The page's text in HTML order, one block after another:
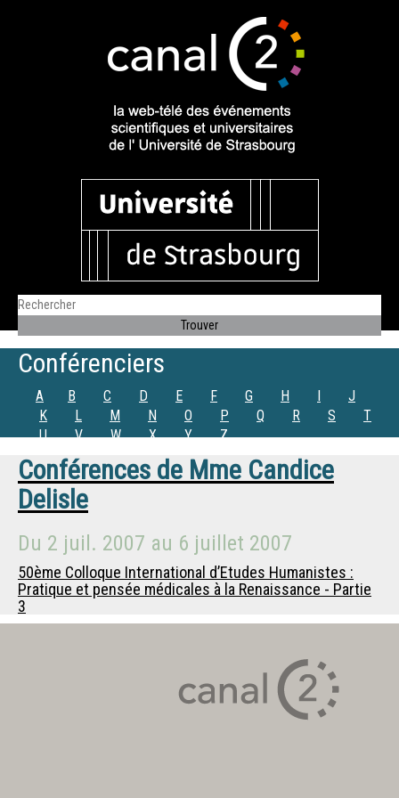
Conférenciers
A B C D E F G H I
J
K
L M N O P Q R S
T
U
V W X Y Z
Conférences de Mme Candice
Delisle
Du 2 juil. 2007 au 6 juillet 2007
50ème Colloque International d’Etudes Humanistes :
Pratique et pensée médicales à la Renaissance - Partie
3